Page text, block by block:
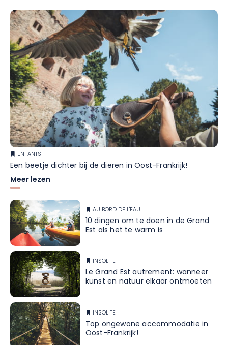
ENFANTS
Een beetje dichter bij de dieren in Oost-Frankrijk!
Meer lezen
AU BORD DE L'EAU
10 dingen om te doen in de Grand
Est als het te warm is
INSOLITE
Le Grand Est autrement: wanneer
kunst en natuur elkaar ontmoeten
INSOLITE
Top ongewone accommodatie in
Oost-Frankrijk!